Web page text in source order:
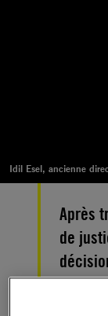
Idil Esel, ancienne
Après
de